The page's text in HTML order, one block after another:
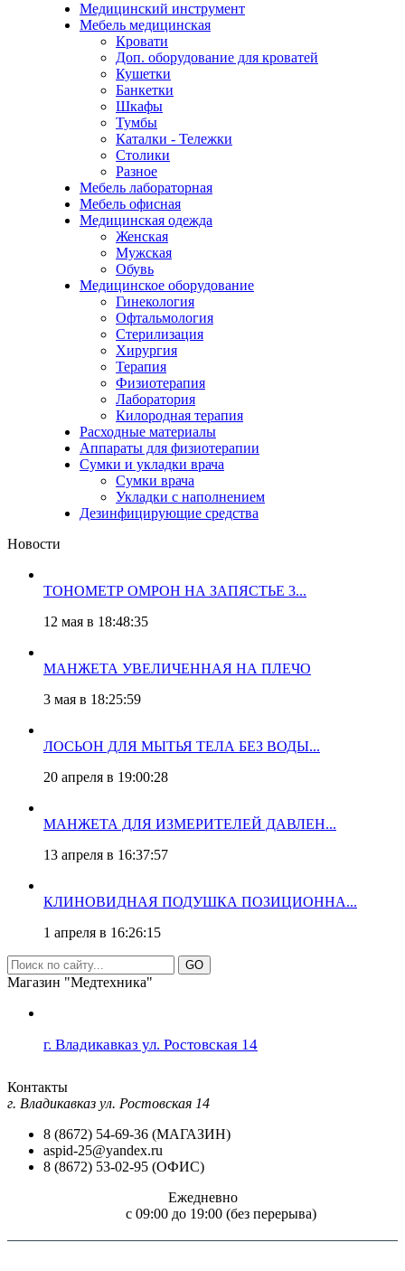
Медицинский инструмент
Мебель медицинская
Кровати
Доп. оборудование для кроватей
Кушетки
Банкетки
Шкафы
Тумбы
Каталки - Тележки
Столики
Разное
Мебель лабораторная
Мебель офисная
Медицинская одежда
Женская
Мужская
Обувь
Медицинское оборудование
Гинекология
Офтальмология
Стерилизация
Хирургия
Терапия
Физиотерапия
Лаборатория
Килородная терапия
Расходные материалы
Аппараты для физиотерапии
Сумки и укладки врача
Сумки врача
Укладки с наполнением
Дезинфицирующие средства
Новости
ТОНОМЕТР ОМРОН НА ЗАПЯСТЬЕ 3...
12 мая в 18:48:35
МАНЖЕТА УВЕЛИЧЕННАЯ НА ПЛЕЧО
3 мая в 18:25:59
ЛОСЬОН ДЛЯ МЫТЬЯ ТЕЛА БЕЗ ВОДЫ...
20 апреля в 19:00:28
МАНЖЕТА ДЛЯ ИЗМЕРИТЕЛЕЙ ДАВЛЕН...
13 апреля в 16:37:57
КЛИНОВИДНАЯ ПОДУШКА ПОЗИЦИОННА...
1 апреля в 16:26:15
GO
Магазин "Медтехника"
г. Владикавказ ул. Ростовская 14
Контакты
г. Владикавказ ул. Ростовская 14
8 (8672) 54-69-36 (МАГАЗИН)
aspid-25@yandex.ru
8 (8672) 53-02-95 (ОФИС)
Ежедневно
c 09:00 до 19:00 (без перерыва)